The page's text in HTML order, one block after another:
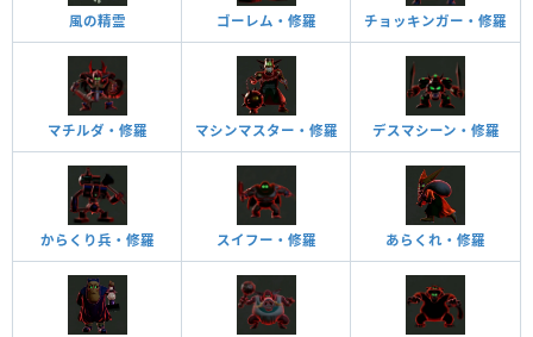
風の精霊 ゴーレム・修羅 チョッキンガー・修羅
マチルダ・修羅 マシンマスター・修羅 デスマシーン・修羅
からくり兵・修羅 スイフー・修羅 あらくれ・修羅